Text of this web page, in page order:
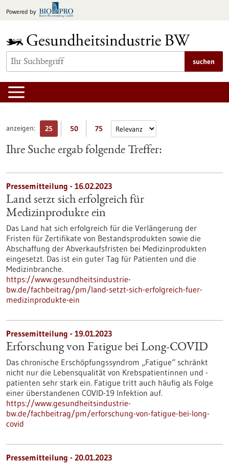
Inhalt
Powered by
suchen
anzeigen: 25 50 75
Ihre Suche ergab folgende Treffer:
Pressemitteilung - 16.02.2023
Land setzt sich erfolgreich für
Medizinprodukte ein
Das Land hat sich erfolgreich für die Verlängerung der
Fristen für Zertifikate von Bestandsprodukten sowie die
Abschaffung der Abverkaufsfristen bei Medizinprodukten
eingesetzt. Das ist ein guter Tag für Patienten und die
Medizinbranche.
https://www.gesundheitsindustrie-
bw.de/fachbeitrag/pm/land-setzt-sich-erfolgreich-fuer-
medizinprodukte-ein
Pressemitteilung - 19.01.2023
Erforschung von Fatigue bei Long-COVID
Das chronische Erschöpfungssyndrom „Fatigue“ schränkt
nicht nur die Lebensqualität von Krebspatientinnen und -
patienten sehr stark ein. Fatigue tritt auch häufig als Folge
einer überstandenen COVID-19 Infektion auf.
https://www.gesundheitsindustrie-
bw.de/fachbeitrag/pm/erforschung-von-fatigue-bei-long-
covid
Pressemitteilung - 20.01.2023